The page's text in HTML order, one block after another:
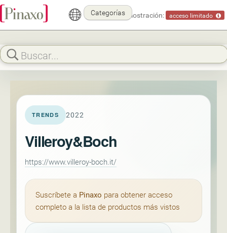
Modo demostración: acceso limitado
Categorías
TRENDS 2022
Villeroy&Boch
https://www.villeroy-boch.it/
Suscríbete a Pinaxo para obtener acceso
completo a la lista de productos más vistos